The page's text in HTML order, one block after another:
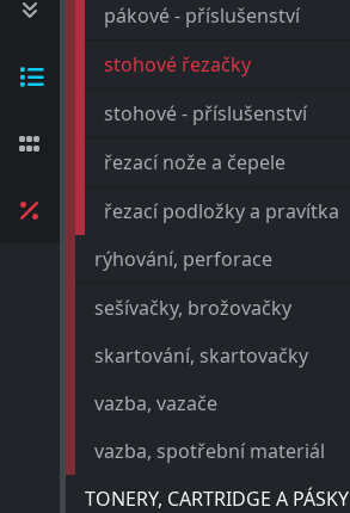
pákové - příslušenství
stohové řezačky
stohové - příslušenství
řezací nože a čepele
řezací podložky a pravítka
rýhování, perforace
sešívačky, brožovačky
skartování, skartovačky
vazba, vazače
vazba, spotřební materiál
TONERY, CARTRIDGE A PÁSKY